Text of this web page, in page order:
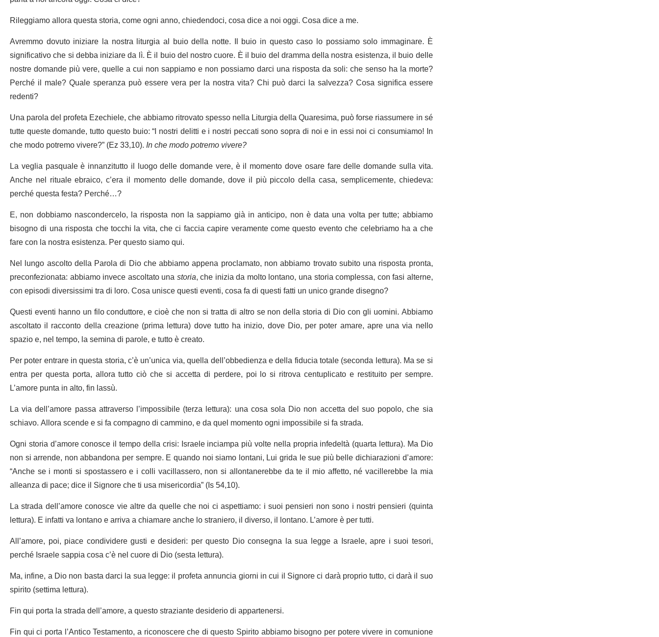
Rileggiamo allora questa storia, come ogni anno, chiedendoci, cosa dice a noi oggi. Cosa dice a me.
Avremmo dovuto iniziare la nostra liturgia al buio della notte. Il buio in questo caso lo possiamo solo immaginare. È
significativo che si debba iniziare da lì. È il buio del nostro cuore. È il buio del dramma della nostra esistenza, il buio delle
nostre domande più vere, quelle a cui non sappiamo e non possiamo darci una risposta da soli: che senso ha la morte?
Perché il male? Quale speranza può essere vera per la nostra vita? Chi può darci la salvezza? Cosa significa essere
redenti?
Una parola del profeta Ezechiele, che abbiamo ritrovato spesso nella Liturgia della Quaresima, può forse riassumere in sé
tutte queste domande, tutto questo buio: “I nostri delitti e i nostri peccati sono sopra di noi e in essi noi ci consumiamo! In
che modo potremo vivere?” (Ez 33,10).In che modo potremo vivere?
La veglia pasquale è innanzitutto il luogo delle domande vere, è il momento dove osare fare delle domande sulla vita.
Anche nel rituale ebraico, c’era il momento delle domande, dove il più piccolo della casa, semplicemente, chiedeva:
perché questa festa? Perché…?
E, non dobbiamo nascondercelo, la risposta non la sappiamo già in anticipo, non è data una volta per tutte; abbiamo
bisogno di una risposta che tocchi la vita, che ci faccia capire veramente come questo evento che celebriamo ha a che
fare con la nostra esistenza. Per questo siamo qui.
Nel lungo ascolto della Parola di Dio che abbiamo appena proclamato, non abbiamo trovato subito una risposta pronta,
preconfezionata: abbiamo invece ascoltato unastoria, che inizia da molto lontano, una storia complessa, con fasi alterne,
con episodi diversissimi tra di loro. Cosa unisce questi eventi, cosa fa di questi fatti un unico grande disegno?
Questi eventi hanno un filo conduttore, e cioè che non si tratta di altro se non della storia di Dio con gli uomini. Abbiamo
ascoltato il racconto della creazione (prima lettura) dove tutto ha inizio, dove Dio, per poter amare, apre una via nello
spazio e, nel tempo, la semina di parole, e tutto è creato.
Per poter entrare in questa storia, c’è un’unica via, quella dell’obbedienza e della fiducia totale (seconda lettura). Ma se si
entra per questa porta, allora tutto ciò che si accetta di perdere, poi lo si ritrova centuplicato e restituito per sempre.
L’amore punta in alto, fin lassù.
La via dell’amore passa attraverso l’impossibile (terza lettura): una cosa sola Dio non accetta del suo popolo, che sia
schiavo. Allora scende e si fa compagno di cammino, e da quel momento ogni impossibile si fa strada.
Ogni storia d’amore conosce il tempo della crisi: Israele inciampa più volte nella propria infedeltà (quarta lettura). Ma Dio
non si arrende, non abbandona per sempre. E quando noi siamo lontani, Lui grida le sue più belle dichiarazioni d’amore:
“Anche se i monti si spostassero e i colli vacillassero, non si allontanerebbe da te il mio affetto, né vacillerebbe la mia
alleanza di pace; dice il Signore che ti usa misericordia” (Is 54,10).
La strada dell’amore conosce vie altre da quelle che noi ci aspettiamo: i suoi pensieri non sono i nostri pensieri (quinta
lettura). E infatti va lontano e arriva a chiamare anche lo straniero, il diverso, il lontano. L’amore è per tutti.
All’amore, poi, piace condividere gusti e desideri: per questo Dio consegna la sua legge a Israele, apre i suoi tesori,
perché Israele sappia cosa c’è nel cuore di Dio (sesta lettura).
Ma, infine, a Dio non basta darci la sua legge: il profeta annuncia giorni in cui il Signore ci darà proprio tutto, ci darà il suo
spirito (settima lettura).
Fin qui porta la strada dell’amore, a questo straziante desiderio di appartenersi.
Fin qui ci porta l’Antico Testamento, a riconoscere che di questo Spirito abbiamo bisogno per potere vivere in comunione